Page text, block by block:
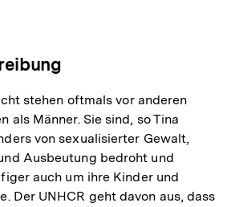
stehen oftmals vor anderen
als Männer. Sie sind, so Tina
von sexualisierter Gewalt,
Ausbeutung bedroht und
auch um ihre Kinder und
Der UNHCR geht davon aus, dass